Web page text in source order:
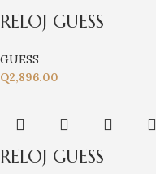
RELOJ GUESS
GUESS
Q2,896.00
RELOJ GUESS